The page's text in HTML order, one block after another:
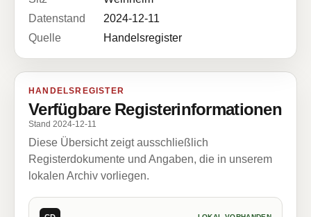
Datenstand
2024-12-11
Quelle
Handelsregister
HANDELSREGISTER
Verfügbare Registerinformationen
Stand 2024-12-11
Diese Übersicht zeigt ausschließlich
Registerdokumente und Angaben, die in unserem
lokalen Archiv vorliegen.